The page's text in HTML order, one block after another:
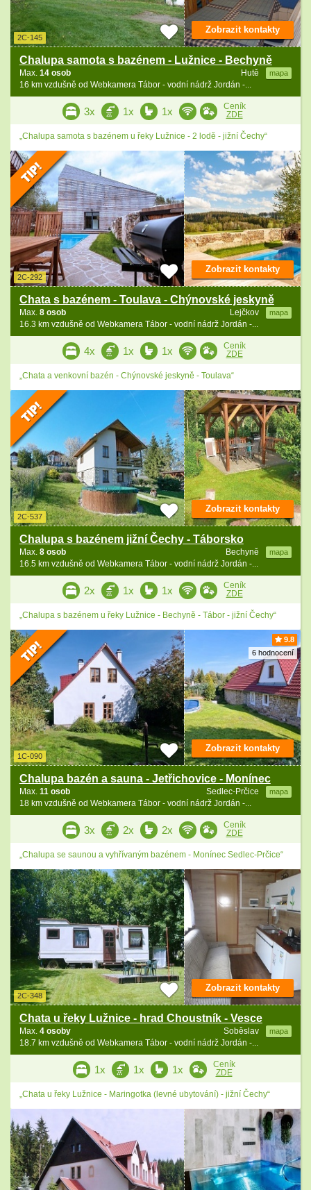
2C-145
Chalupa samota s bazénem - Lužnice - Bechyně
Hutě mapa
Max. 14 osob
16 km vzdušně od Webkamera Tábor - vodní nádrž Jordán -...
Zobrazit kontakty
3x 1x 1x
Ceník
ZDE
„Chalupa samota s bazénem u řeky Lužnice - 2 lodě - jižní Čechy“
2C-292
Chata s bazénem - Toulava - Chýnovské jeskyně
Lejčkov mapa
Max. 8 osob
16.3 km vzdušně od Webkamera Tábor - vodní nádrž Jordán -...
Zobrazit kontakty
4x 1x 1x
Ceník
ZDE
„Chata a venkovní bazén - Chýnovské jeskyně - Toulava“
2C-537
Chalupa s bazénem jižní Čechy - Táborsko
Bechyně mapa
Max. 8 osob
16.5 km vzdušně od Webkamera Tábor - vodní nádrž Jordán -...
Zobrazit kontakty
2x 1x 1x
Ceník
ZDE
„Chalupa s bazénem u řeky Lužnice - Bechyně - Tábor - jižní Čechy“
9.8
6 hodnocení
1C-090
Chalupa bazén a sauna - Jetřichovice - Monínec
Sedlec-Prčice mapa
Max. 11 osob
18 km vzdušně od Webkamera Tábor - vodní nádrž Jordán -...
Zobrazit kontakty
3x 2x 2x
Ceník
ZDE
„Chalupa se saunou a vyhřívaným bazénem - Monínec Sedlec-Prčice“
2C-348
Chata u řeky Lužnice - hrad Choustník - Vesce
Soběslav mapa
Max. 4 osoby
18.7 km vzdušně od Webkamera Tábor - vodní nádrž Jordán -...
Zobrazit kontakty
1x 1x 1x
Ceník
ZDE
„Chata u řeky Lužnice - Maringotka (levné ubytování) - jižní Čechy“